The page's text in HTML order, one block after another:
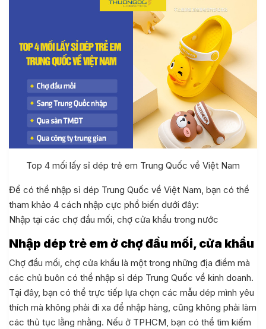
Top 4 mối lấy sỉ dép trẻ em Trung Quốc về Việt Nam
Để có thể nhập sỉ dép Trung Quốc về Việt Nam, bạn có thể
tham khảo 4 cách nhập cực phổ biến dưới đây:
Nhập tại các chợ đầu mối, chợ cửa khẩu trong nước
Nhập dép trẻ em ở chợ đầu mối, cửa khẩu
Chợ đầu mối, chợ cửa khẩu là một trong những địa điểm mà
các chủ buôn có thể nhập sỉ dép Trung Quốc về kinh doanh.
Tại đây, bạn có thể trực tiếp lựa chọn các mẫu dép mình yêu
thích mà không phải đi xa để nhập hàng, cũng không phải làm
các thủ tục lằng nhằng. Nếu ở TPHCM, bạn có thể tìm kiếm